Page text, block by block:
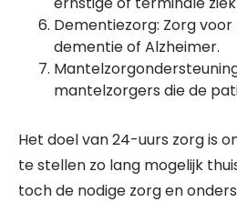
Dementiezorg: Zorg
dementie of Alzheimer.
mantelzorgers die de
Het doel van 24-uurs zorg is
te stellen zo lang mogelijk
toch de nodige zorg en